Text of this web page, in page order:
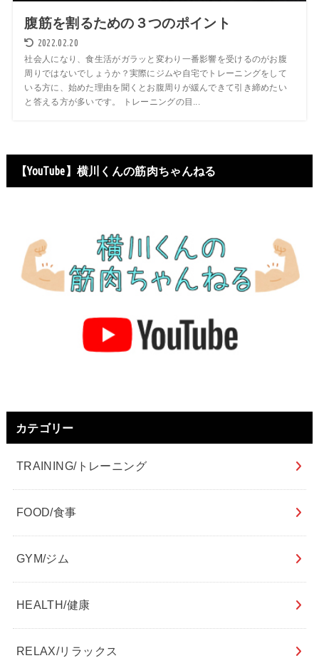
腹筋を割るための３つのポイント
2022.02.20
社会人になり、食生活がガラッと変わり一番影響を受けるのがお腹
周りではないでしょうか？実際にジムや自宅でトレーニングをして
いる方に、始めた理由を聞くとお腹周りが緩んできて引き締めたい
と答える方が多いです。 トレーニングの目...
【YouTube】横川くんの筋肉ちゃんねる
カテゴリー
TRAINING/トレーニング
FOOD/食事
GYM/ジム
HEALTH/健康
RELAX/リラックス